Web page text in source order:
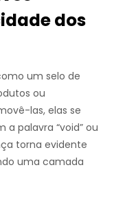
dos
um selo de
ou
las, elas se
palavra “void” ou
torna evidente
uma camada